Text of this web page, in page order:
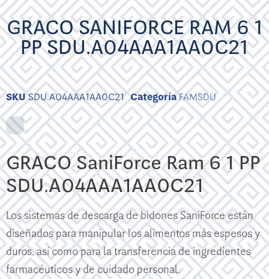
GRACO SANIFORCE RAM 6 1
PP SDU.A04AAA1AA0C21
SKUSDU.A04AAA1AA0C21 CategoríaFAMSDU
GRACO SaniForce Ram 6 1 PP
SDU.A04AAA1AA0C21
Los sistemas de descarga de bidones SaniForce están
diseñados para manipular los alimentos más espesos y
duros, así como para la transferencia de ingredientes
farmacéuticos y de cuidado personal.